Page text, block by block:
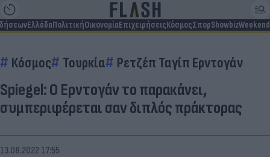
ΕλλάδαΠολιτικήΟικονομίαΕπιχειρήσειςΚόσμοςΣπορShowbizWeekend
Κόσμος Τουρκία Ρετζέπ Ταγίπ Ερντογάν
Spiegel: Ο Ερντογάν το παρακάνει,
συμπεριφέρεται σαν διπλός πράκτορας
13.08.2022 17:55